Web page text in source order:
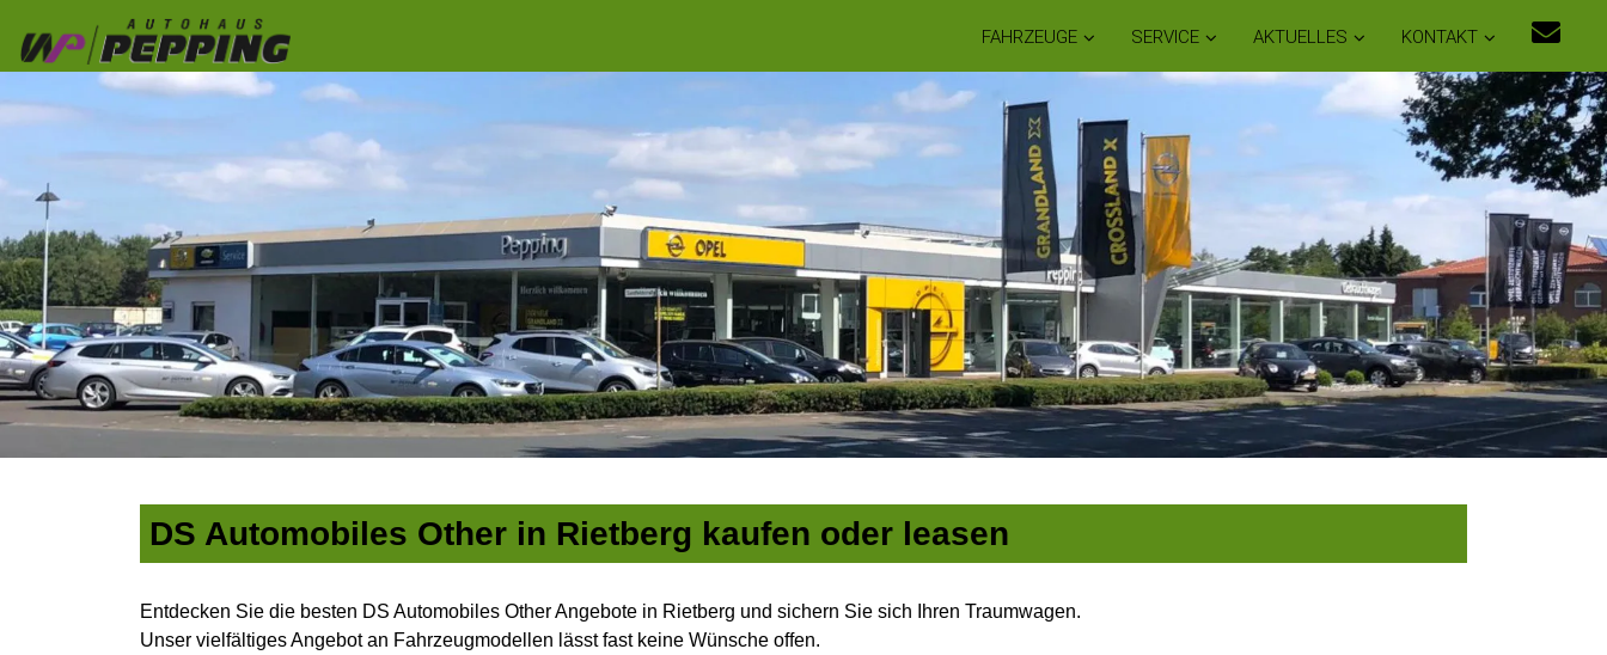
FAHRZEUGE SERVICE AKTUELLES KONTAKT
DS Automobiles Other in Rietberg kaufen oder leasen
Entdecken Sie die besten DS Automobiles Other Angebote in Rietberg und sichern Sie sich Ihren Traumwagen.
Unser vielfältiges Angebot an Fahrzeugmodellen lässt fast keine Wünsche offen.